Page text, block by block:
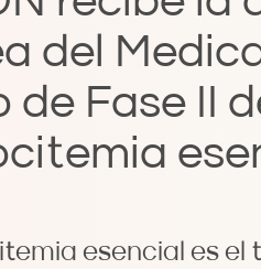
del
de Fase II
esencial es